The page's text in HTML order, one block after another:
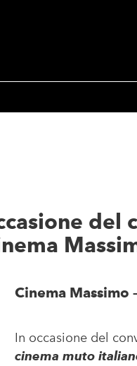
del
Cinema
In occasione del
cinema muto